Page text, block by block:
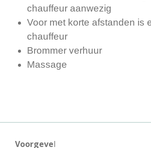
chauffeur aanwezig
Voor met korte afstanden is
chauffeur
Brommer verhuur
Massage
Voorgevel